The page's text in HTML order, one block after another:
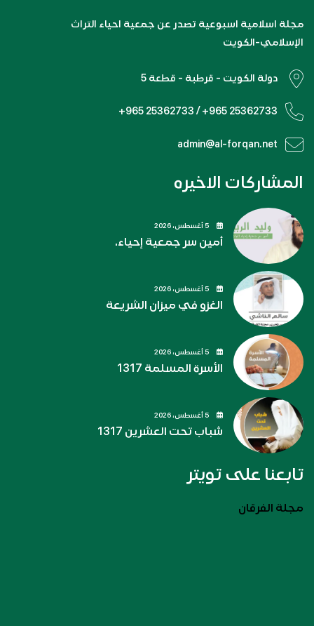
مجلة اسلامية اسبوعية تصدر عن جمعية احياء التراث
الإسلامي-الكويت
دولة الكويت - قرطبة - قطعة 5
+965 25362733 / +965 25362733
admin@al-forqan.net
المشاركات الاخيره
أمين سر جمعية إحياء.
الغزو في ميزان الشريعة
الأسرة المسلمة 1317
شباب تحت العشرين 1317
تابعنا على تويتر
مجلة الفرقان